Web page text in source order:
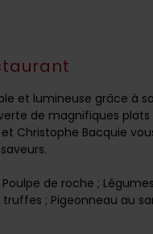
et lumineuse grâce à sa
de magnifiques
Christophe Bacquie
de roche ;
; Pigeonneau au